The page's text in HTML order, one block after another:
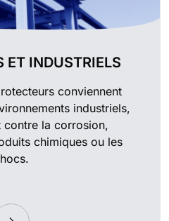
ET INDUSTRIELS
conviennent
industriels,
la corrosion,
chimiques ou les